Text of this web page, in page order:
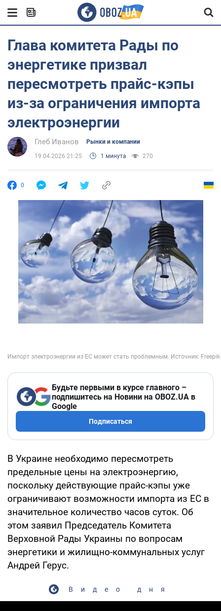
Глава комитета Рады по
энергетике призвал
пересмотреть прайс-кэпы
из-за ограничения импорта
электроэнергии
Глеб Иванов Рынки и компании
19.04.2026 21:25 1 минута 270
0
Будьте первыми в курсе главного –
подпишитесь на Новини на OBOZ.UA в
Google
Подписаться
В Украине необходимо пересмотреть
предельные цены на электроэнергию,
поскольку действующие прайс-кэпы уже
ограничивают возможности импорта из ЕС в
значительное количество часов суток. Об
этом заявил Председатель Комитета
Верховной Рады Украины по вопросам
энергетики и жилищно-коммунальных услуг
Андрей Герус.
Видео дня